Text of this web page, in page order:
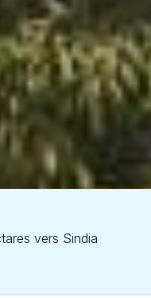
vers Sindia